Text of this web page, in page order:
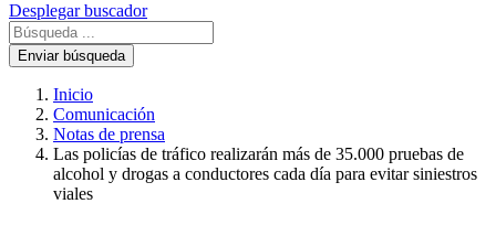
Desplegar buscador
Enviar búsqueda
Inicio
Comunicación
Notas de prensa
Las policías de tráfico realizarán más de 35.000 pruebas de
alcohol y drogas a conductores cada día para evitar siniestros
viales